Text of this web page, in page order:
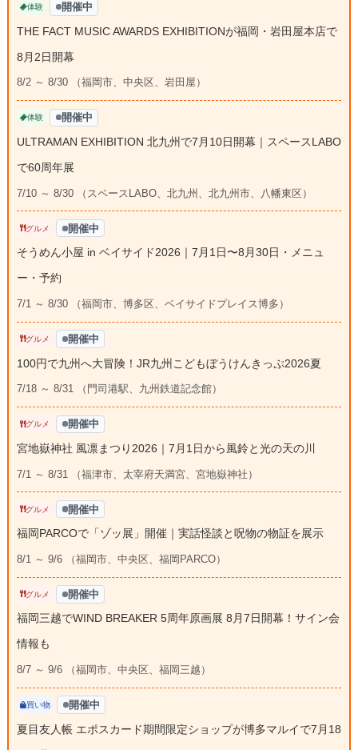
体験 開催中
THE FACT MUSIC AWARDS EXHIBITIONが福岡・岩田屋本店で
8月2日開幕
8/2 ～ 8/30 （福岡市、中央区、岩田屋）
体験 開催中
ULTRAMAN EXHIBITION 北九州で7月10日開幕｜スペースLABO
で60周年展
7/10 ～ 8/30 （スペースLABO、北九州、北九州市、八幡東区）
グルメ 開催中
そうめん小屋 in ベイサイド2026｜7月1日〜8月30日・メニュ
ー・予約
7/1 ～ 8/30 （福岡市、博多区、ベイサイドプレイス博多）
グルメ 開催中
100円で九州へ大冒険！JR九州こどもぼうけんきっぷ2026夏
7/18 ～ 8/31 （門司港駅、九州鉄道記念館）
グルメ 開催中
宮地嶽神社 風凛まつり2026｜7月1日から風鈴と光の天の川
7/1 ～ 8/31 （福津市、太宰府天満宮、宮地嶽神社）
グルメ 開催中
福岡PARCOで「ゾッ展」開催｜実話怪談と呪物の物証を展示
8/1 ～ 9/6 （福岡市、中央区、福岡PARCO）
グルメ 開催中
福岡三越でWIND BREAKER 5周年原画展 8月7日開幕！サイン会
情報も
8/7 ～ 9/6 （福岡市、中央区、福岡三越）
買い物 開催中
夏目友人帳 エポスカード期間限定ショップが博多マルイで7月18